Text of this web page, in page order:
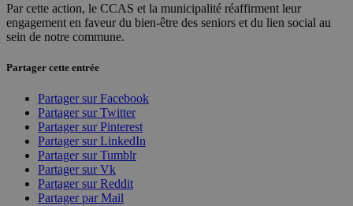
Par cette action, le CCAS et la municipalité réaffirment leur
engagement en faveur du bien-être des seniors et du lien social au
sein de notre commune.
Partager cette entrée
Partager sur Facebook
Partager sur Twitter
Partager sur Pinterest
Partager sur LinkedIn
Partager sur Tumblr
Partager sur Vk
Partager sur Reddit
Partager par Mail